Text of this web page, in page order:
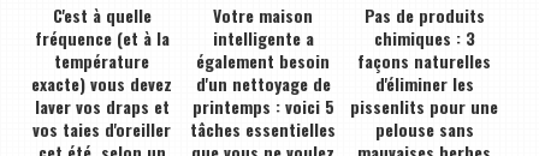
C'est à quelle
fréquence (et à la
température
exacte) vous devez
laver vos draps et
vos taies d'oreiller
Votre maison
intelligente a
également besoin
d'un nettoyage de
printemps : voici 5
tâches essentielles
Pas de produits
chimiques : 3
façons naturelles
d'éliminer les
pissenlits pour une
pelouse sans